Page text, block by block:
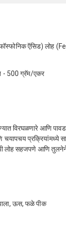
फॉस्फोनिक ऍसिड) लोह
- 500 ग्रॅम/एकर
विरघळणारे आणि
प्रक्रियांमध्ये
लोह सहजपणे आणि
ऊस, फळे पीक